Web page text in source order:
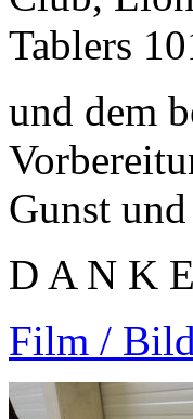
Tablers
und dem
Gunst
D A N K E
Film /